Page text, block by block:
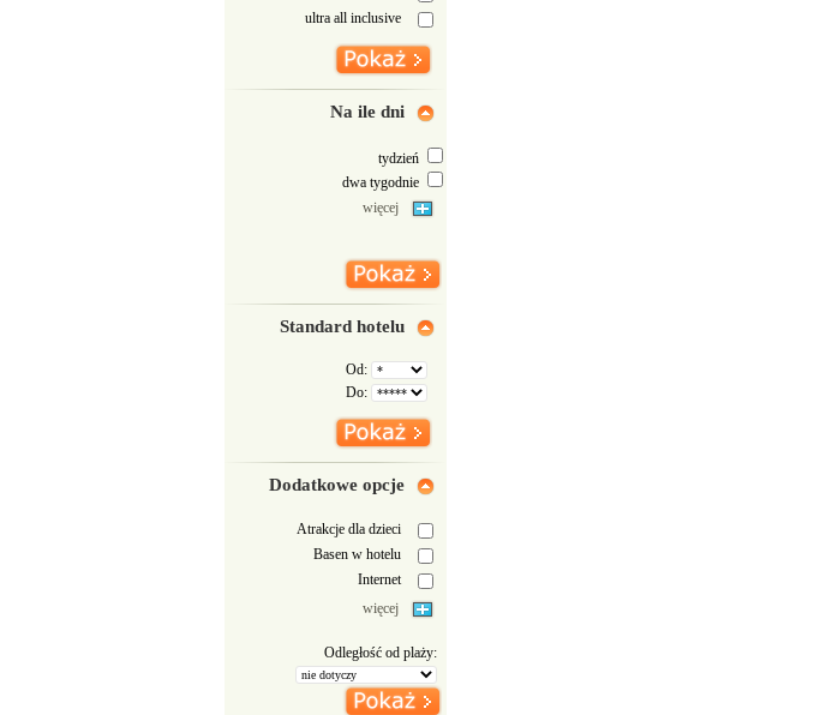
ultra all inclusive
Na ile dni
tydzień
dwa tygodnie
więcej
Standard hotelu
Od:
Do:
Dodatkowe opcje
Atrakcje dla dzieci
Basen w hotelu
Internet
więcej
Odległość od plaży: